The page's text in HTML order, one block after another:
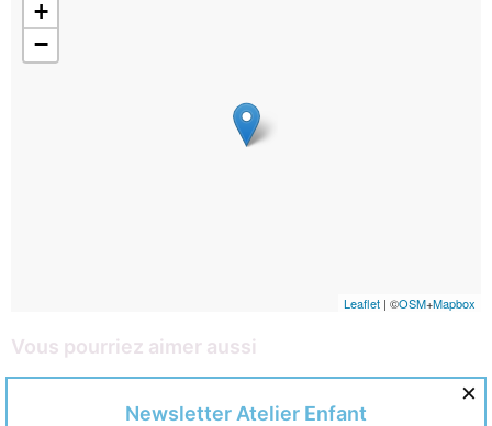
+
−
Leaflet | ©OSM+Mapbox
Vous pourriez aimer aussi
Newsletter Atelier Enfant
×